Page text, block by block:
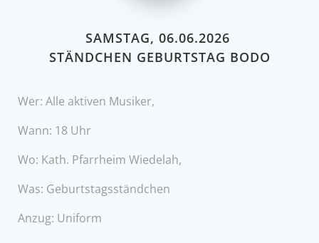
SAMSTAG, 06.06.2026
STÄNDCHEN GEBURTSTAG BODO
Wer: Alle aktiven Musiker,
Wann: 18 Uhr
Wo: Kath. Pfarrheim Wiedelah,
Was: Geburtstagsständchen
Anzug: Uniform